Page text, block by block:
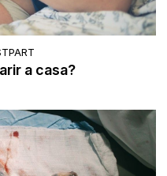
a casa?